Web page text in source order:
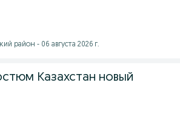
район - 06 августа 2026 г.
Казахстан новый